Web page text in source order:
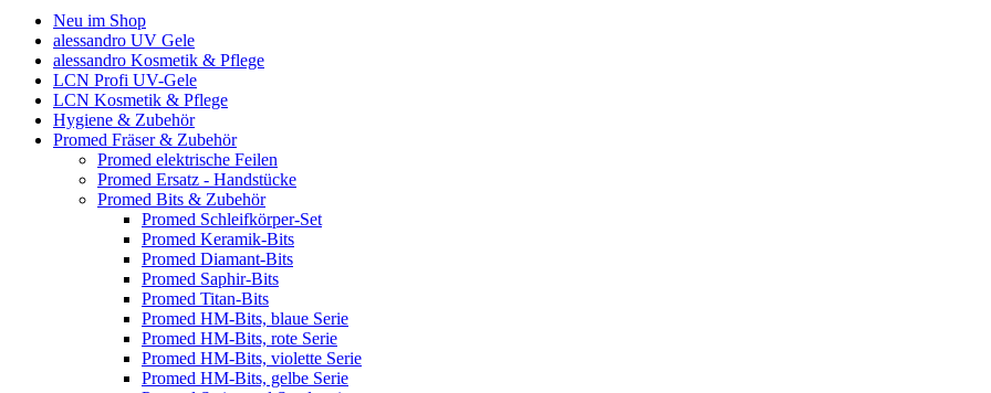
Neu im Shop
alessandro UV Gele
alessandro Kosmetik & Pflege
LCN Profi UV-Gele
LCN Kosmetik & Pflege
Hygiene & Zubehör
Promed Fräser & Zubehör
Promed elektrische Feilen
Promed Ersatz - Handstücke
Promed Bits & Zubehör
Promed Schleifkörper-Set
Promed Keramik-Bits
Promed Diamant-Bits
Promed Saphir-Bits
Promed Titan-Bits
Promed HM-Bits, blaue Serie
Promed HM-Bits, rote Serie
Promed HM-Bits, violette Serie
Promed HM-Bits, gelbe Serie